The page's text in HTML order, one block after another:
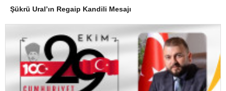
Şükrü Ural’ın Regaip Kandili Mesajı